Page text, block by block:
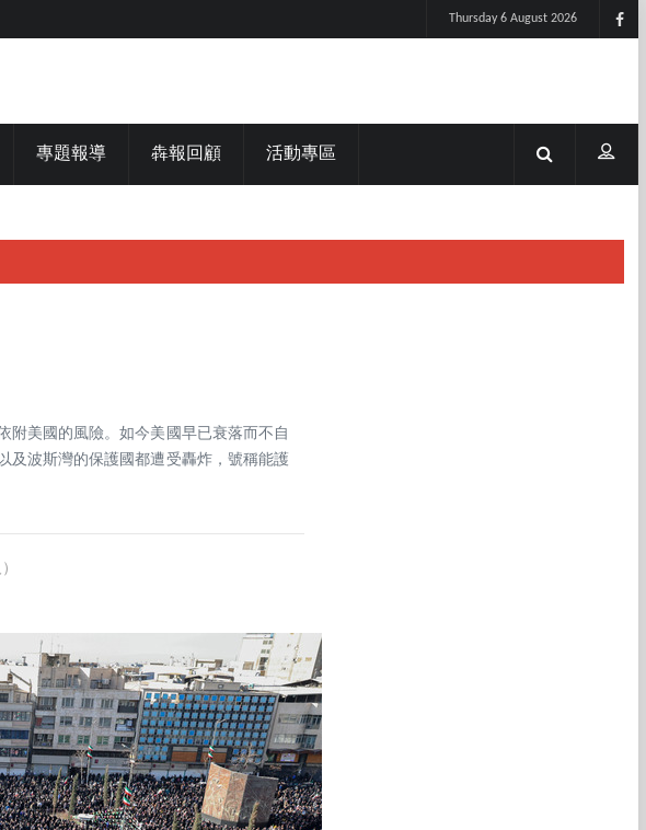
Thursday 6 August 2026
專題報導 犇報回顧 活動專區
附美國的風險。如今美國早已衰落而不自
及波斯灣的保護國都遭受轟炸，號稱能護